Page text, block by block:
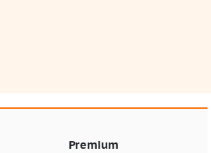
Premium